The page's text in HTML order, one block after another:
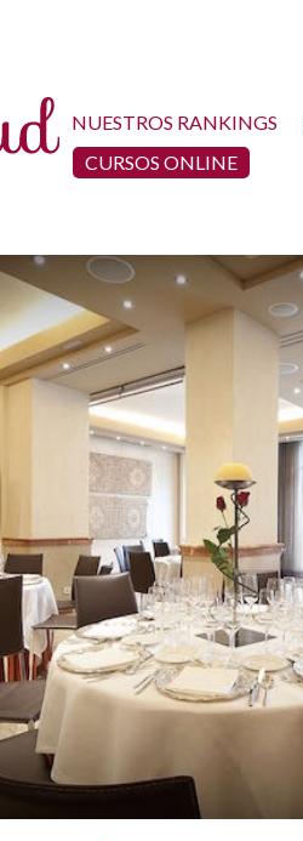
NUESTROS RANKINGS
CURSOS ONLINE